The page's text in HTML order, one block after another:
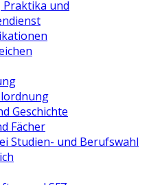
und
Geschichte
Fächer
Studien- und Berufswahl